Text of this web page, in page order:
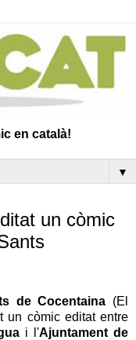
en català!
▼
un còmic
de Cocentaina (El
un còmic editat entre
i l'Ajuntament de